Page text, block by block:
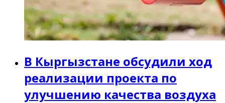
В Кыргызстане обсудили ход
реализации проекта по
улучшению качества воздуха